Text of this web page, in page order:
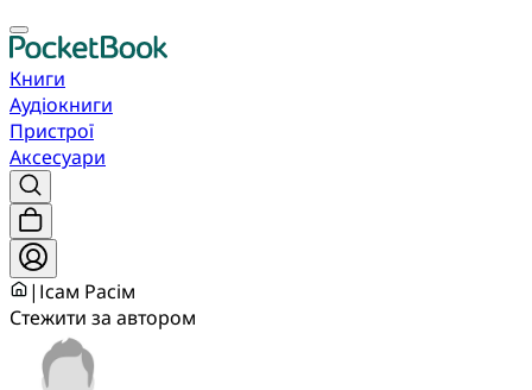
Книги
Аудіокниги
Пристрої
Аксесуари
| Ісам Расім
Стежити за автором